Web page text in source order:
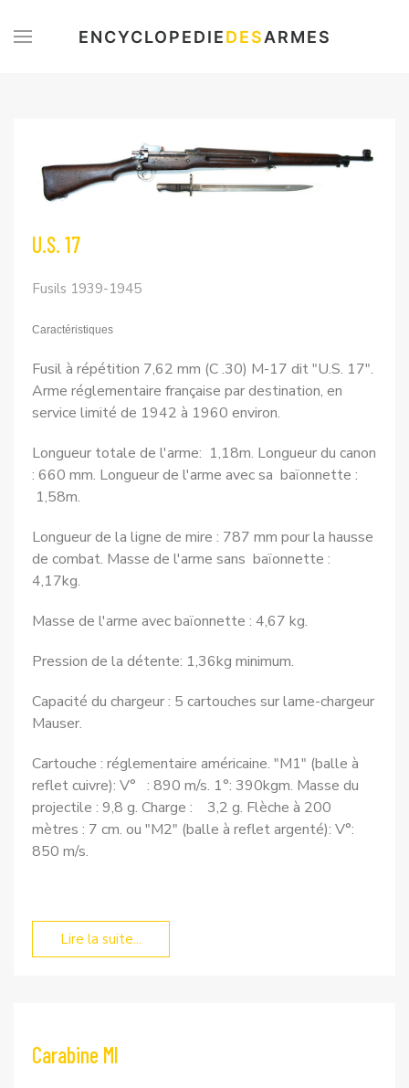
ENCYCLOPEDIEDESARMES
U.S. 17
Fusils 1939-1945
Caractéristiques
Fusil à répétition 7,62 mm (C .30) M-17 dit "U.S. 17".
Arme réglementaire française par destination, en
service limité de 1942 à 1960 environ.
Longueur totale de l'arme: 1,18m. Longueur du canon
: 660 mm. Longueur de l'arme avec sa baïonnette :
1,58m.
Longueur de la ligne de mire : 787 mm pour la hausse
de combat. Masse de l'arme sans baïonnette :
4,17kg.
Masse de l'arme avec baïonnette : 4,67 kg.
Pression de la détente: 1,36kg minimum.
Capacité du chargeur : 5 cartouches sur lame-chargeur
Mauser.
Cartouche : réglementaire américaine. "M1" (balle à
reflet cuivre): V° : 890 m/s. 1°: 390kgm. Masse du
projectile : 9,8 g. Charge : 3,2 g. Flèche à 200
mètres : 7 cm. ou "M2" (balle à reflet argenté): V°:
850 m/s.
Lire la suite...
Carabine Ml